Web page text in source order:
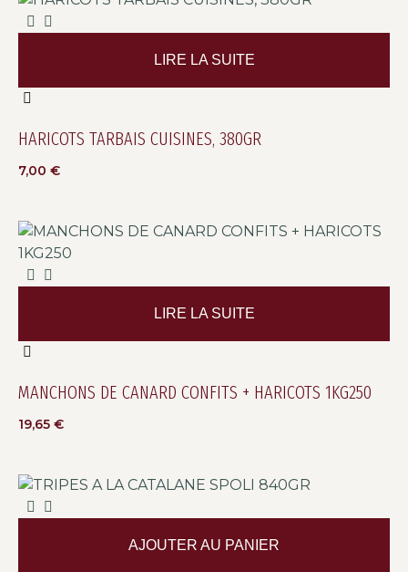
HARICOTS TARBAIS CUISINES, 380GR
7,00 €
LIRE LA SUITE
MANCHONS DE CANARD CONFITS + HARICOTS 1KG250
19,65 €
LIRE LA SUITE
AJOUTER AU PANIER